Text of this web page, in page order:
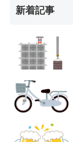
新着記事